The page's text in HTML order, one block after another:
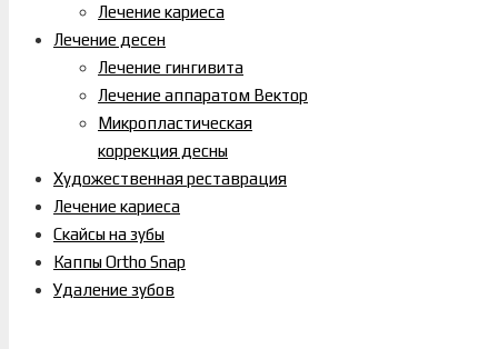
Лечение кариеса
Лечение десен
Лечение гингивита
Лечение аппаратом Вектор
Микропластическая
коррекция десны
Художественная реставрация
Лечение кариеса
Скайсы на зубы
Каппы Ortho Snap
Удаление зубов